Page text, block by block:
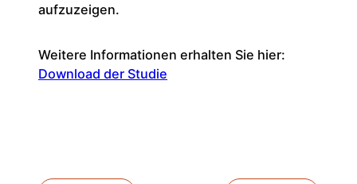
aufzuzeigen.
Weitere Informationen erhalten Sie hier:
Download der Studie